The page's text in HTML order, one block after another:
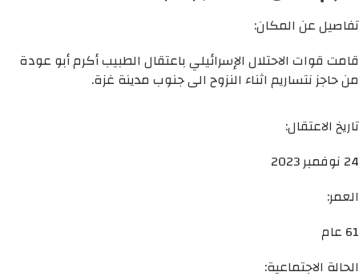
تفاصيل عن المكان:
قامت قوات الاحتلال الإسرائيلي باعتقال الطبيب أكرم أبو عودة
من حاجز نتساريم اثناء النزوح الى جنوب مدينة غزة.
تاريخ الاعتقال:
24 نوفمبر 2023
العمر:
61 عام
الحالة الاجتماعية: